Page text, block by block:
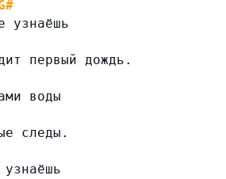
узнаёшь
первый дождь.
воды
следы.